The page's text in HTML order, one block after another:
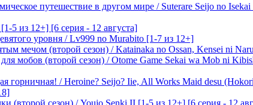
путешествие в другом мире / Suterare Seijo no
5 из 12+] [6 серия - 12 августа]
уровня / Lv999 no Murabito [1-7 из 12+]
мечом (второй сезон) / Katainaka no Ossan, Kensei ni
мобов (второй сезон) / Otome Game Sekai wa Mob ni
горничная! / Heroine? Seijo? Iie, All Works Maid desu
(второй сезон) / Youjo Senki II [1-5 из 12+] [6 серия - 12